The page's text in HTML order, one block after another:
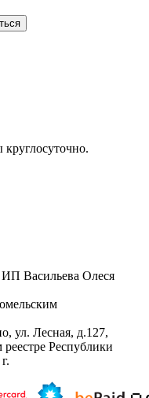
Васильева Олеся
ул. Лесная, д.127,
Республики